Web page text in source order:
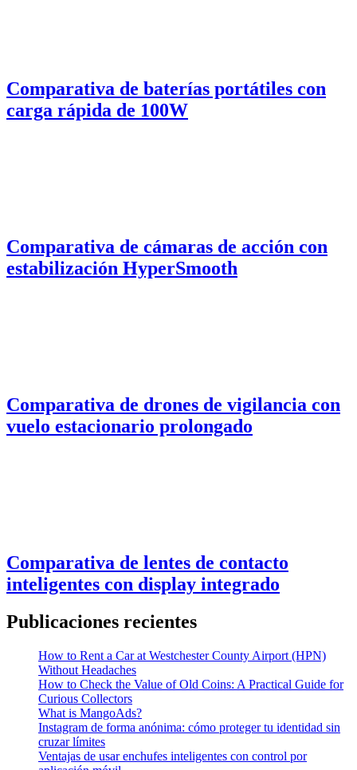
Comparativa de baterías portátiles con
carga rápida de 100W
Comparativa de cámaras de acción con
estabilización HyperSmooth
Comparativa de drones de vigilancia con
vuelo estacionario prolongado
Comparativa de lentes de contacto
inteligentes con display integrado
Publicaciones recientes
How to Rent a Car at Westchester County Airport (HPN)
Without Headaches
How to Check the Value of Old Coins: A Practical Guide for
Curious Collectors
What is MangoAds?
Instagram de forma anónima: cómo proteger tu identidad sin
cruzar límites
Ventajas de usar enchufes inteligentes con control por